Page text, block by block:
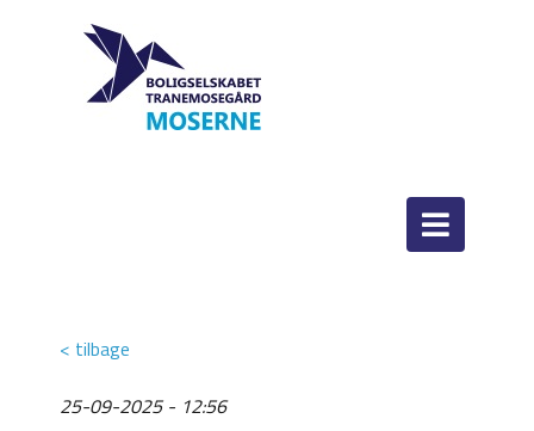
< tilbage
25-09-2025 - 12:56